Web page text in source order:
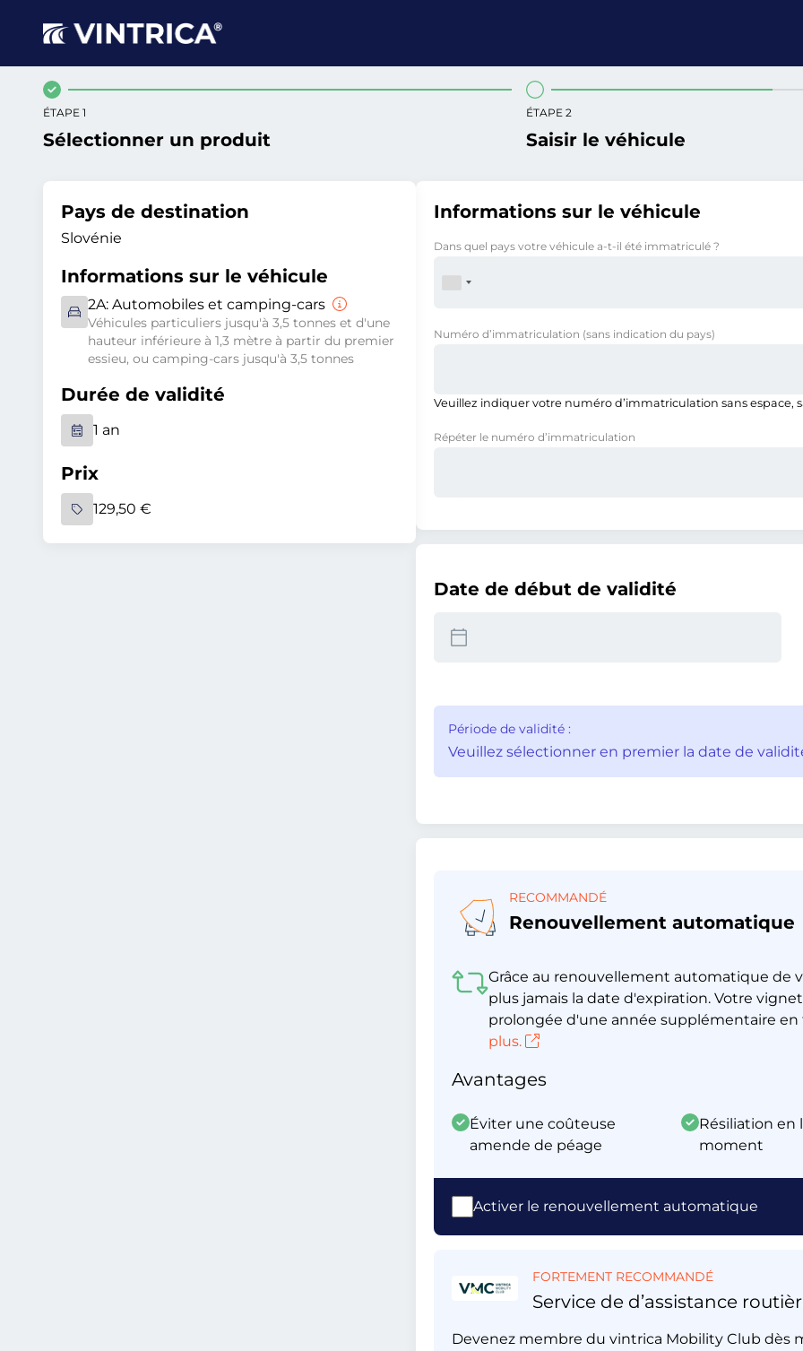
ÉTAPE 1
Sélectionner un produit
ÉTAPE 2
Saisir le véhicule
Pays de destination
Slovénie
Informations sur le véhicule
2A: Automobiles et camping-cars
Véhicules particuliers jusqu'à 3,5 tonnes et d'une
hauteur inférieure à 1,3 mètre à partir du premier
essieu, ou camping-cars jusqu'à 3,5 tonnes
Durée de validité
1 an
Prix
129,50 €
Informations sur le véhicule
Dans quel pays votre véhicule a-t-il été immatriculé ?
Numéro d’immatriculation (sans indication du pays)
Veuillez indiquer votre numéro d’immatriculation sans espace,
Répéter le numéro d’immatriculation
Date de début de validité
Période de validité :
Veuillez sélectionner en premier la date de
RECOMMANDÉ
Renouvellement automatique
Grâce au renouvellement automatique de
plus jamais la date d'expiration. Votre
prolongée d'une année supplémentaire
plus.
Avantages
Éviter une coûteuse
amende de péage
Résiliation en
moment
Activer le renouvellement automatique
FORTEMENT RECOMMANDÉ
Service de d’assistance
Devenez membre du vintrica Mobility Club dès